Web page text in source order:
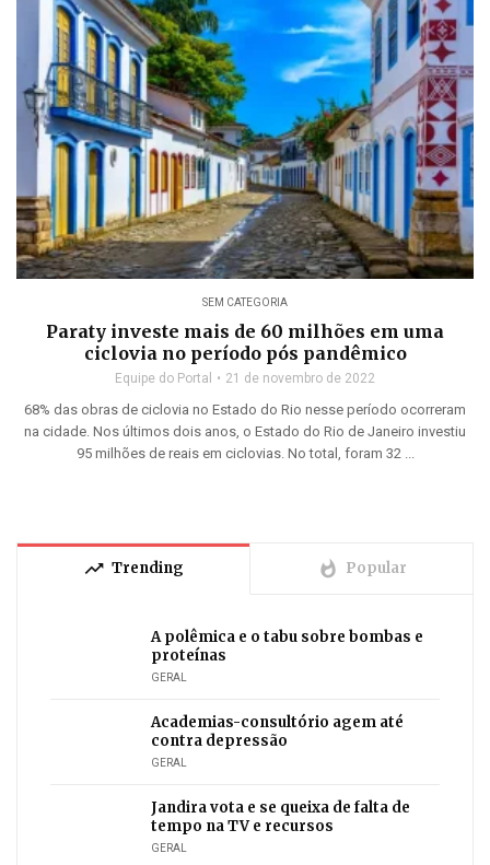
SEM CATEGORIA
Paraty investe mais de 60 milhões em uma
ciclovia no período pós pandêmico
Equipe do Portal 21 de novembro de 2022
68% das obras de ciclovia no Estado do Rio nesse período ocorreram
na cidade. Nos últimos dois anos, o Estado do Rio de Janeiro investiu
95 milhões de reais em ciclovias. No total, foram 32 ...
trending_up Trending whatshot Popular
A polêmica e o tabu sobre bombas e
proteínas
GERAL
Academias-consultório agem até
contra depressão
GERAL
Jandira vota e se queixa de falta de
tempo na TV e recursos
GERAL